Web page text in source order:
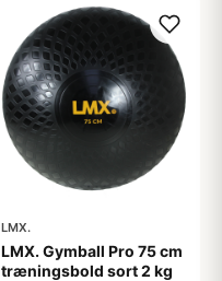
LMX.
LMX. Gymball Pro 75 cm
træningsbold sort 2 kg